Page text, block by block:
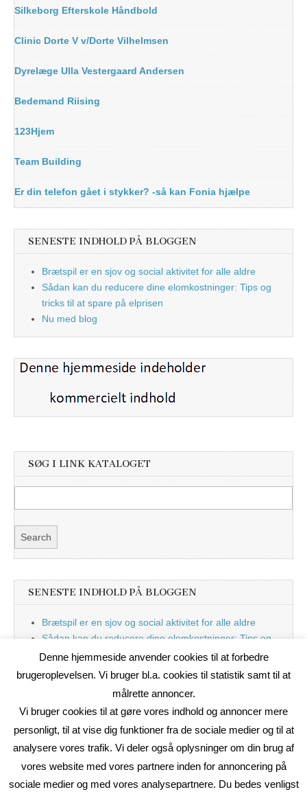
Silkeborg Efterskole Håndbold
Clinic Dorte V v/Dorte Vilhelmsen
Dyrelæge Ulla Vestergaard Andersen
Bedemand Riising
123Hjem
Team Building
Er din telefon gået i stykker? -så kan Fonia hjælpe
SENESTE INDHOLD PÅ BLOGGEN
Brætspil er en sjov og social aktivitet for alle aldre
Sådan kan du reducere dine elomkostninger: Tips og
tricks til at spare på elprisen
Nu med blog
SØG I LINK KATALOGET
SENESTE INDHOLD PÅ BLOGGEN
Brætspil er en sjov og social aktivitet for alle aldre
Sådan kan du reducere dine elomkostninger: Tips og
tricks til at spare på elprisen
Nu med blog
Denne hjemmeside anvender cookies til at forbedre
brugeroplevelsen. Vi bruger bl.a. cookies til statistik samt til at
målrette annoncer.
Vi bruger cookies til at gøre vores indhold og annoncer mere
personligt, til at vise dig funktioner fra de sociale medier og til at
analysere vores trafik. Vi deler også oplysninger om din brug af
vores website med vores partnere inden for annoncering på
sociale medier og med vores analysepartnere. Du bedes venligst